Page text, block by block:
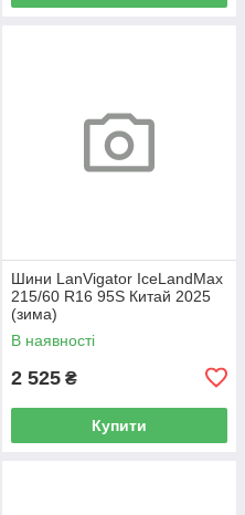
Шини LanVigator IceLandMax
215/60 R16 95S Китай 2025
(зима)
В наявності
2 525 ₴
Купити